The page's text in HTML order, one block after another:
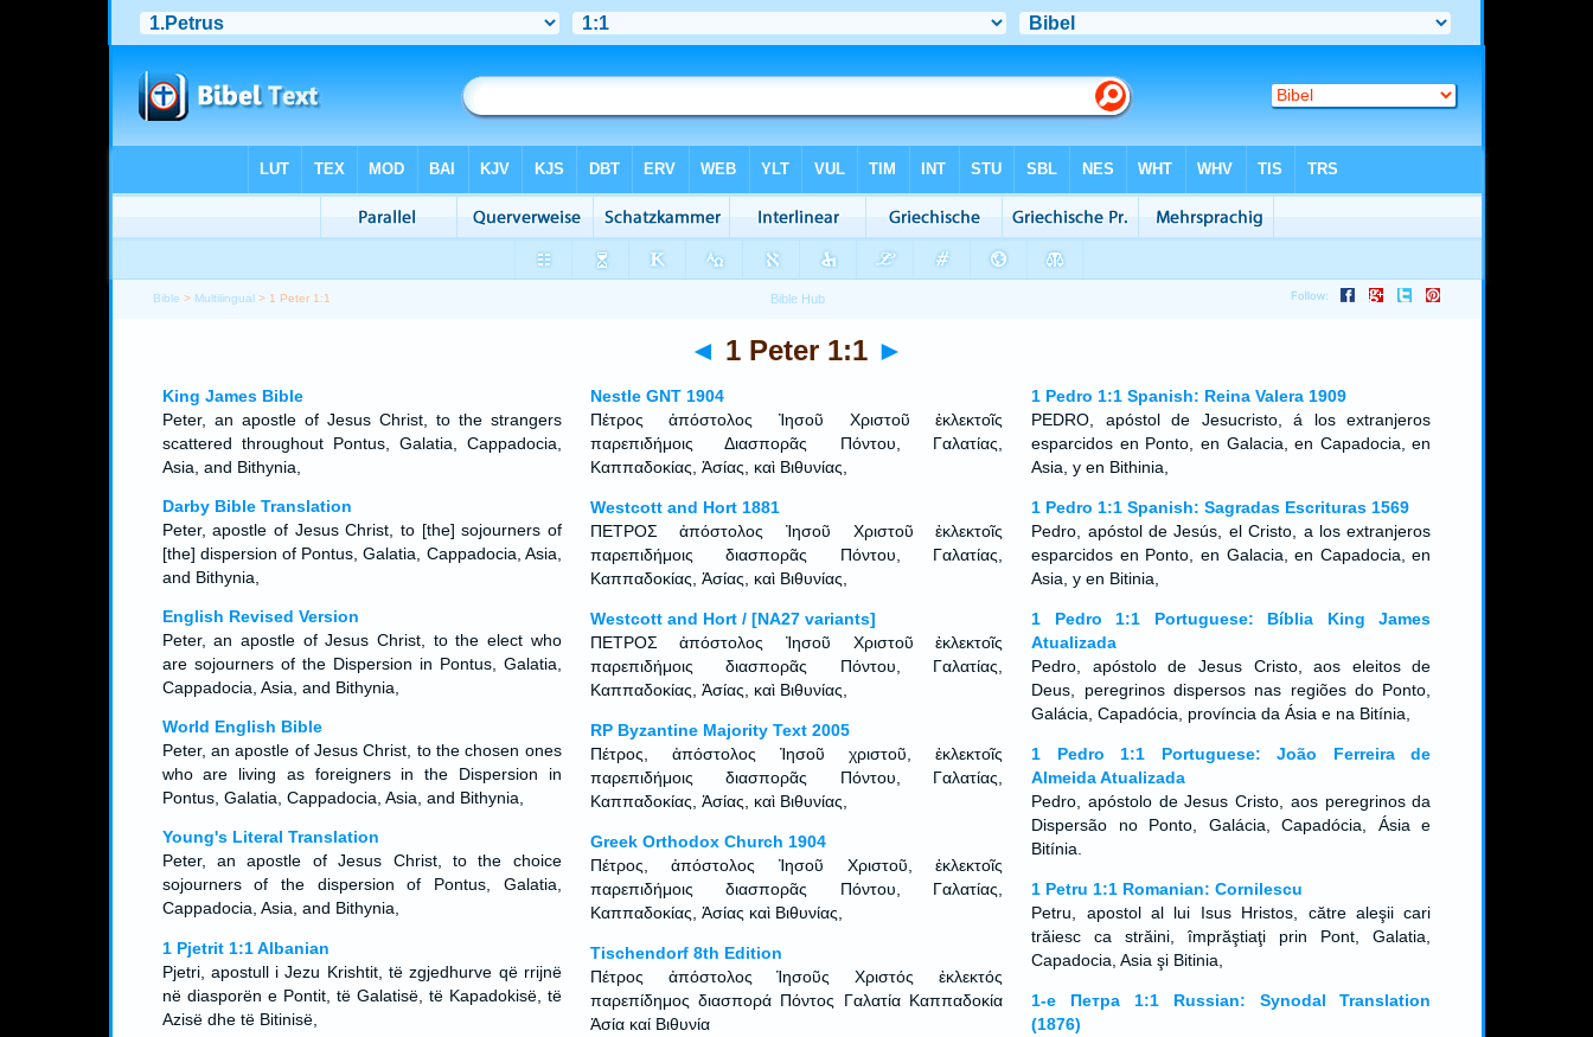
Bible > Multilingual > 1 Peter 1:1
◄ 1 Peter 1:1 ►
King James Bible
Peter, an apostle of Jesus Christ, to the strangers
scattered throughout Pontus, Galatia, Cappadocia,
Asia, and Bithynia,
Darby Bible Translation
Peter, apostle of Jesus Christ, to [the] sojourners of
[the] dispersion of Pontus, Galatia, Cappadocia, Asia,
and Bithynia,
English Revised Version
Peter, an apostle of Jesus Christ, to the elect who
are sojourners of the Dispersion in Pontus, Galatia,
Cappadocia, Asia, and Bithynia,
World English Bible
Peter, an apostle of Jesus Christ, to the chosen ones
who are living as foreigners in the Dispersion in
Pontus, Galatia, Cappadocia, Asia, and Bithynia,
Young's Literal Translation
Peter, an apostle of Jesus Christ, to the choice
sojourners of the dispersion of Pontus, Galatia,
Cappadocia, Asia, and Bithynia,
1 Pjetrit 1:1 Albanian
Pjetri, apostull i Jezu Krishtit, të zgjedhurve që rrijnë
në diasporën e Pontit, të Galatisë, të Kapadokisë, të
Azisë dhe të Bitinisë,
Nestle GNT 1904
Πέτρος ἀπόστολος Ἰησοῦ Χριστοῦ ἐκλεκτοῖς
παρεπιδήμοις Διασπορᾶς Πόντου, Γαλατίας,
Καππαδοκίας, Ἀσίας, καὶ Βιθυνίας,
Westcott and Hort 1881
ΠΕΤΡΟΣ ἀπόστολος Ἰησοῦ Χριστοῦ ἐκλεκτοῖς
παρεπιδήμοις διασπορᾶς Πόντου, Γαλατίας,
Καππαδοκίας, Ἀσίας, καὶ Βιθυνίας,
Westcott and Hort / [NA27 variants]
ΠΕΤΡΟΣ ἀπόστολος Ἰησοῦ Χριστοῦ ἐκλεκτοῖς
παρεπιδήμοις διασπορᾶς Πόντου, Γαλατίας,
Καππαδοκίας, Ἀσίας, καὶ Βιθυνίας,
RP Byzantine Majority Text 2005
Πέτρος, ἀπόστολος Ἰησοῦ χριστοῦ, ἐκλεκτοῖς
παρεπιδήμοις διασπορᾶς Πόντου, Γαλατίας,
Καππαδοκίας, Ἀσίας, καὶ Βιθυνίας,
Greek Orthodox Church 1904
Πέτρος, ἀπόστολος Ἰησοῦ Χριστοῦ, ἐκλεκτοῖς
παρεπιδήμοις διασπορᾶς Πόντου, Γαλατίας,
Καππαδοκίας, Ἀσίας καὶ Βιθυνίας,
Tischendorf 8th Edition
Πέτρος ἀπόστολος Ἰησοῦς Χριστός ἐκλεκτός
παρεπίδημος διασπορά Πόντος Γαλατία Καππαδοκία
Ἀσία καί Βιθυνία
1 Pedro 1:1 Spanish: Reina Valera 1909
PEDRO, apóstol de Jesucristo, á los extranjeros
esparcidos en Ponto, en Galacia, en Capadocia, en
Asia, y en Bithinia,
1 Pedro 1:1 Spanish: Sagradas Escrituras 1569
Pedro, apóstol de Jesús, el Cristo, a los extranjeros
esparcidos en Ponto, en Galacia, en Capadocia, en
Asia, y en Bitinia,
1 Pedro 1:1 Portuguese: Bíblia King James
Atualizada
Pedro, apóstolo de Jesus Cristo, aos eleitos de
Deus, peregrinos dispersos nas regiões do Ponto,
Galácia, Capadócia, província da Ásia e na Bitínia,
1 Pedro 1:1 Portuguese: João Ferreira de
Almeida Atualizada
Pedro, apóstolo de Jesus Cristo, aos peregrinos da
Dispersão no Ponto, Galácia, Capadócia, Ásia e
Bitínia.
1 Petru 1:1 Romanian: Cornilescu
Petru, apostol al lui Isus Hristos, către aleşii cari
trăiesc ca străini, împrăştiaţi prin Pont, Galatia,
Capadocia, Asia şi Bitinia,
1-e Петра 1:1 Russian: Synodal Translation
(1876)